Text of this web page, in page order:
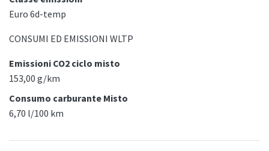
Euro 6d-temp
CONSUMI ED EMISSIONI WLTP
Emissioni CO2 ciclo misto
153,00 g/km
Consumo carburante Misto
6,70 l/100 km